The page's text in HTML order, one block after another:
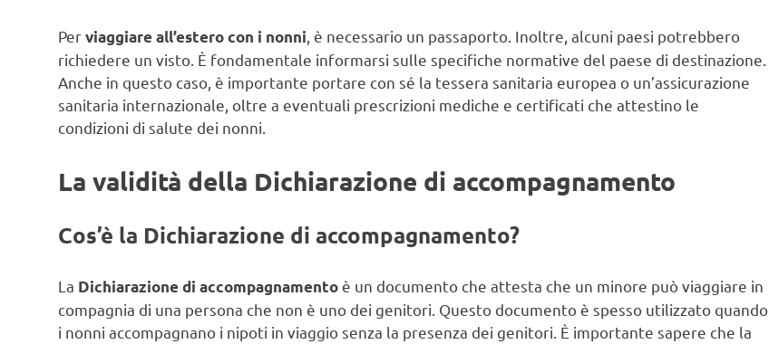
Perviaggiare all’estero con i nonni, è necessario un passaporto. Inoltre, alcuni paesi potrebbero
richiedere un visto. È fondamentale informarsi sulle specifiche normative del paese di destinazione.
Anche in questo caso, è importante portare con sé la tessera sanitaria europea o un’assicurazione
sanitaria internazionale, oltre a eventuali prescrizioni mediche e certificati che attestino le
condizioni di salute dei nonni.
La validità della Dichiarazione di accompagnamento
Cos’è la Dichiarazione di accompagnamento?
La Dichiarazione di accompagnamento è un documento che attesta che un minore può viaggiare in
compagnia di una persona che non è uno dei genitori. Questo documento è spesso utilizzato quando
i nonni accompagnano i nipoti in viaggio senza la presenza dei genitori. È importante sapere che la